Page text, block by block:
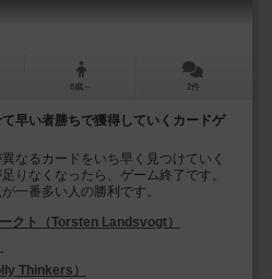
8歳～ 2件
早い者勝ちで獲得していくカードゲ
なるカードをいち早く見つけていく
りなくなったら、ゲーム終了です。
一番多い人の勝利です。
クト（Torsten Landsvogt）
Thinkers）